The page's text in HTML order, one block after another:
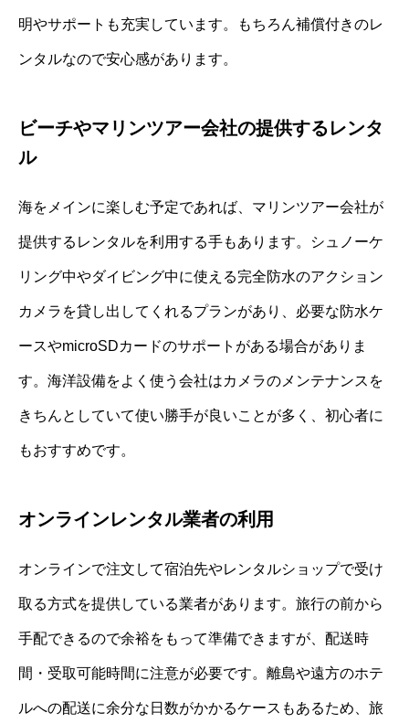
明やサポートも充実しています。もちろん補償付きのレ
ンタルなので安心感があります。
ビーチやマリンツアー会社の提供するレンタ
ル
海をメインに楽しむ予定であれば、マリンツアー会社が
提供するレンタルを利用する手もあります。シュノーケ
リング中やダイビング中に使える完全防水のアクション
カメラを貸し出してくれるプランがあり、必要な防水ケ
ースやmicroSDカードのサポートがある場合がありま
す。海洋設備をよく使う会社はカメラのメンテナンスを
きちんとしていて使い勝手が良いことが多く、初心者に
もおすすめです。
オンラインレンタル業者の利用
オンラインで注文して宿泊先やレンタルショップで受け
取る方式を提供している業者があります。旅行の前から
手配できるので余裕をもって準備できますが、配送時
間・受取可能時間に注意が必要です。離島や遠方のホテ
ルへの配送に余分な日数がかかるケースもあるため、旅